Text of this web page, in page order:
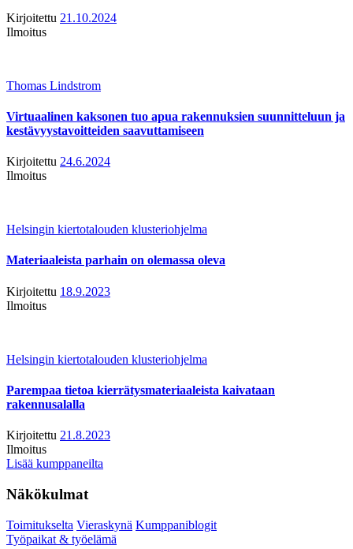
Kirjoitettu 21.10.2024
Ilmoitus
Thomas Lindstrom
Virtuaalinen kaksonen tuo apua rakennuksien suunnitteluun ja
kestävyystavoitteiden saavuttamiseen
Kirjoitettu 24.6.2024
Ilmoitus
Helsingin kiertotalouden klusteriohjelma
Materiaaleista parhain on olemassa oleva
Kirjoitettu 18.9.2023
Ilmoitus
Helsingin kiertotalouden klusteriohjelma
Parempaa tietoa kierrätysmateriaaleista kaivataan
rakennusalalla
Kirjoitettu 21.8.2023
Ilmoitus
Lisää kumppaneilta
Näkökulmat
Toimitukselta Vieraskynä Kumppaniblogit
Työpaikat & työelämä